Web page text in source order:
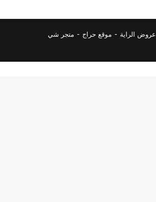
عروض الراية - موقع حراج - متجر شي